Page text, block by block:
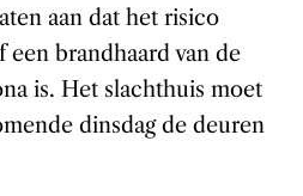
aan dat het risico
brandhaard van de
is. Het slachthuis moet
dinsdag de deuren